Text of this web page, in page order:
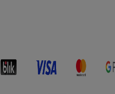
szorty Me Gusta LIFE
zielony